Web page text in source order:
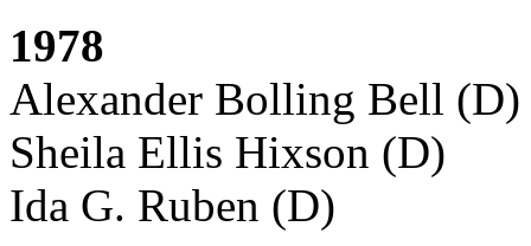
1978
Alexander Bolling Bell (D)
Sheila Ellis Hixson (D)
Ida G. Ruben (D)